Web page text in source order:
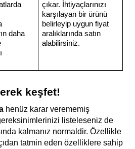
daha
çıkar. İhtiyaçlarınızı
karşılayan bir ürünü
belirleyip uygun fiyat
aralıklarında satın
alabilirsiniz.
keşfet!
henüz karar verememiş
listeleseniz de
kalmanız normaldir. Özellikle
tatmin eden özelliklere sahip